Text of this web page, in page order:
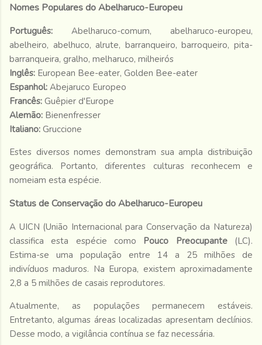
Nomes Populares do Abelharuco-Europeu
Português: Abelharuco-comum, abelharuco-europeu,
abelheiro, abelhuco, alrute, barranqueiro, barroqueiro, pita-
barranqueira, gralho, melharuco, milheirós
Inglês: European Bee-eater, Golden Bee-eater
Espanhol: Abejaruco Europeo
Francês: Guêpier d'Europe
Alemão: Bienenfresser
Italiano: Gruccione
Estes diversos nomes demonstram sua ampla distribuição
geográfica. Portanto, diferentes culturas reconhecem e
nomeiam esta espécie.
Status de Conservação do Abelharuco-Europeu
A UICN (União Internacional para Conservação da Natureza)
classifica esta espécie como Pouco Preocupante(LC).
Estima-se uma população entre 14 a 25 milhões de
indivíduos maduros. Na Europa, existem aproximadamente
2,8 a 5 milhões de casais reprodutores.
Atualmente, as populações permanecem estáveis.
Entretanto, algumas áreas localizadas apresentam declínios.
Desse modo, a vigilância contínua se faz necessária.